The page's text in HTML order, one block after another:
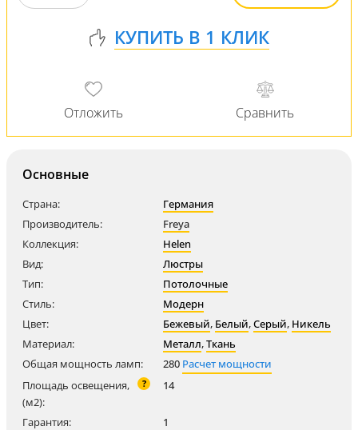
Основные
Страна:
Германия
Производитель:
Freya
Коллекция:
Helen
Вид:
Люстры
Тип:
Потолочные
Стиль:
Модерн
Цвет:
Бежевый, Белый,Серый, Никель
Материал:
Металл,Ткань
Общая мощность ламп:
280 Расчет мощности
Площадь освещения,
(м2):
? 14
Гарантия: 1